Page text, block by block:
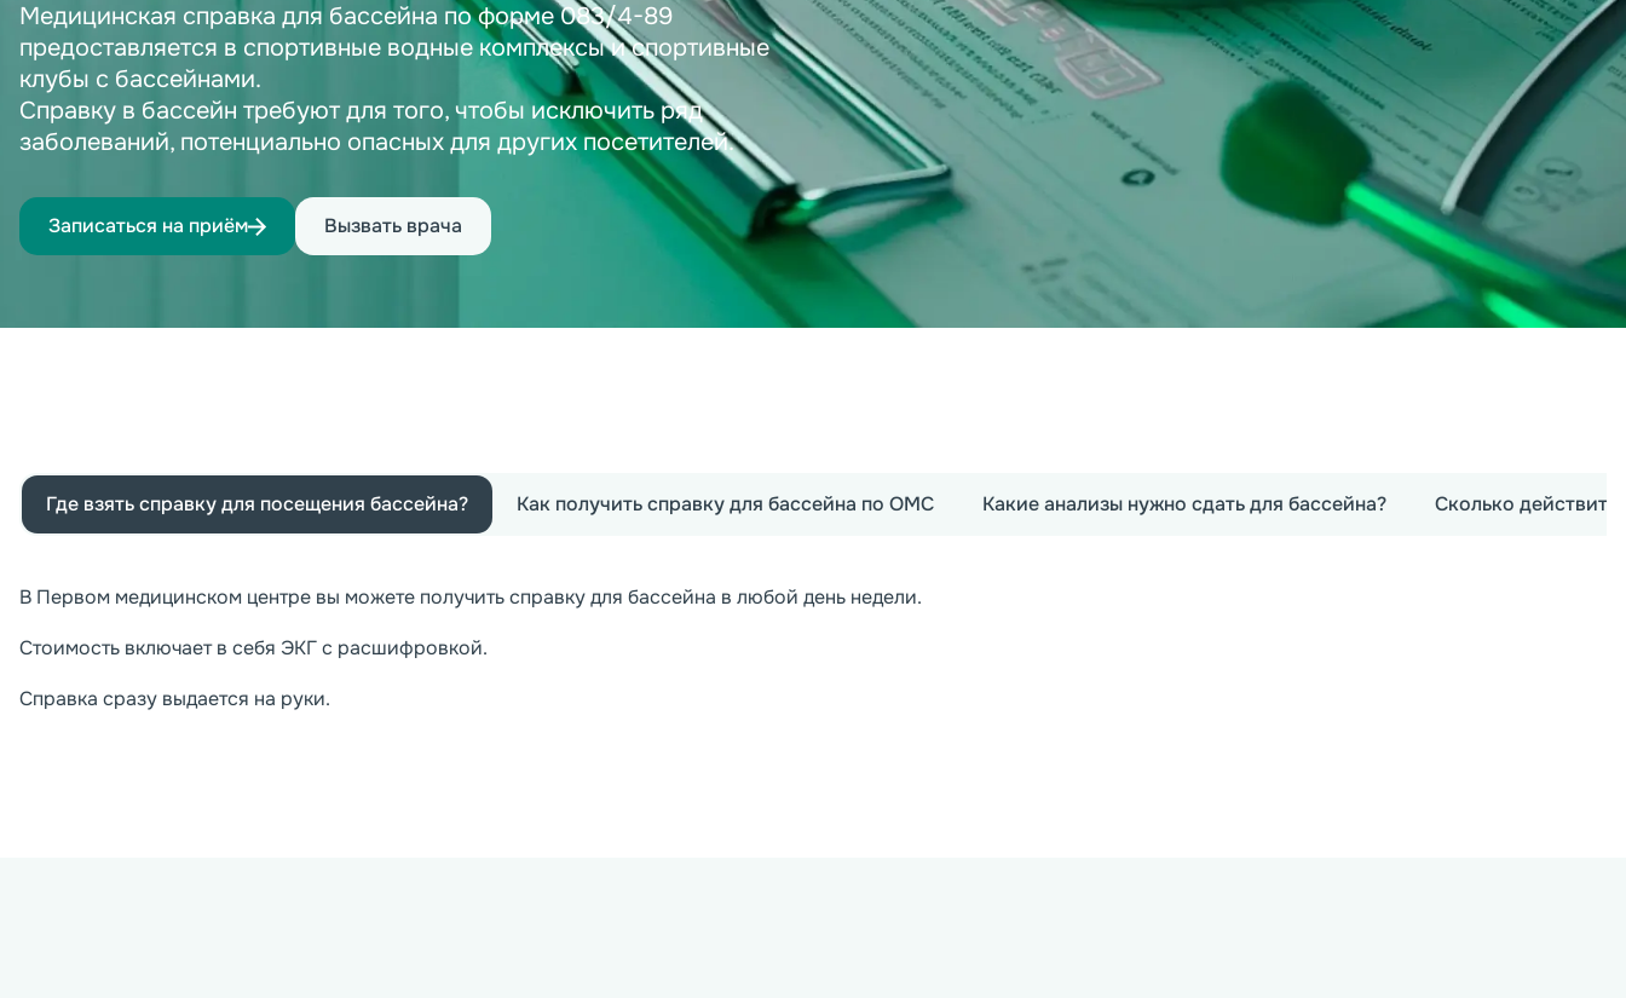
Медицинская справка для бассейна по форме 083/4-89
предоставляется в спортивные водные комплексы и спортивные
клубы с бассейнами.
Справку в бассейн требуют для того, чтобы исключить ряд
заболеваний, потенциально опасных для других посетителей.
Записаться на приём Вызвать врача
Где взять справку для посещения бассейна? Как получить справку для бассейна по ОМС Какие анализы нужно сдать для бассейна? Сколько
В Первом медицинском центре вы можете получить справку для бассейна в любой день недели.
Стоимость включает в себя ЭКГ с расшифровкой.
Справка сразу выдается на руки.